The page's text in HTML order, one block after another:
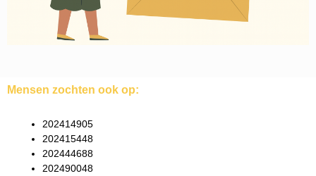
Mensen zochten ook op:
202414905
202415448
202444688
202490048